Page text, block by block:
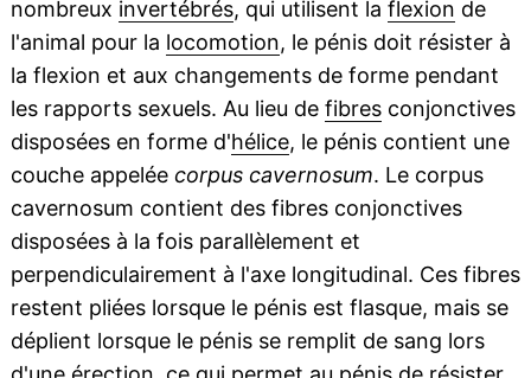
nombreux invertébrés, qui utilisent la flexion de
l'animal pour la locomotion, le pénis doit résister à
la flexion et aux changements de forme pendant
les rapports sexuels. Au lieu de fibresconjonctives
disposées en forme d'hélice, le pénis contient une
couche appelée corpus cavernosum. Le corpus
cavernosum contient des fibres conjonctives
disposées à la fois parallèlement et
perpendiculairement à l'axe longitudinal. Ces fibres
restent pliées lorsque le pénis est flasque, mais se
déplient lorsque le pénis se remplit de sang lors